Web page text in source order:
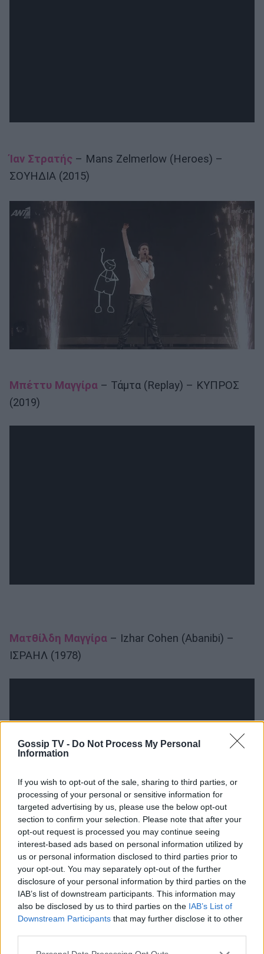
Gossip TV - Do Not Process My Personal
Information
If you wish to opt-out of the sale, sharing to third parties, or
processing of your personal or sensitive information for
targeted advertising by us, please use the below opt-out
section to confirm your selection. Please note that after your
opt-out request is processed you may continue seeing
interest-based ads based on personal information utilized by
us or personal information disclosed to third parties prior to
your opt-out. You may separately opt-out of the further
disclosure of your personal information by third parties on the
IAB’s list of downstream participants. This information may
also be disclosed by us to third parties on the IAB’s List of
Downstream Participants that may further disclose it to other
Ίαν Στρατής – Mans Zelmerlow (Heroes) –
ΣΟΥΗΔΙΑ (2015)
Μπέττυ Μαγγίρα – Τάμτα (Replay) – ΚΥΠΡΟΣ
(2019)
Ματθίλδη Μαγγίρα – Izhar Cohen (Abanibi) –
ΙΣΡΑΗΛ (1978)
Κατερίνα Στικούδη– Hadise (Dum Tek Tek) –
ΤΟΥΡΚΙΑ (2009)